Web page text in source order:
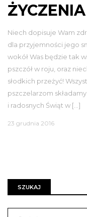
Niech dopisuje Wam
dla przyjemności jego
wokół Was będzie tak
pszczół w roju, oraz
słodkich przeżyć!
pszczelarzom
i radosnych Świąt w […]
23 grudnia 2016
SZUKAJ